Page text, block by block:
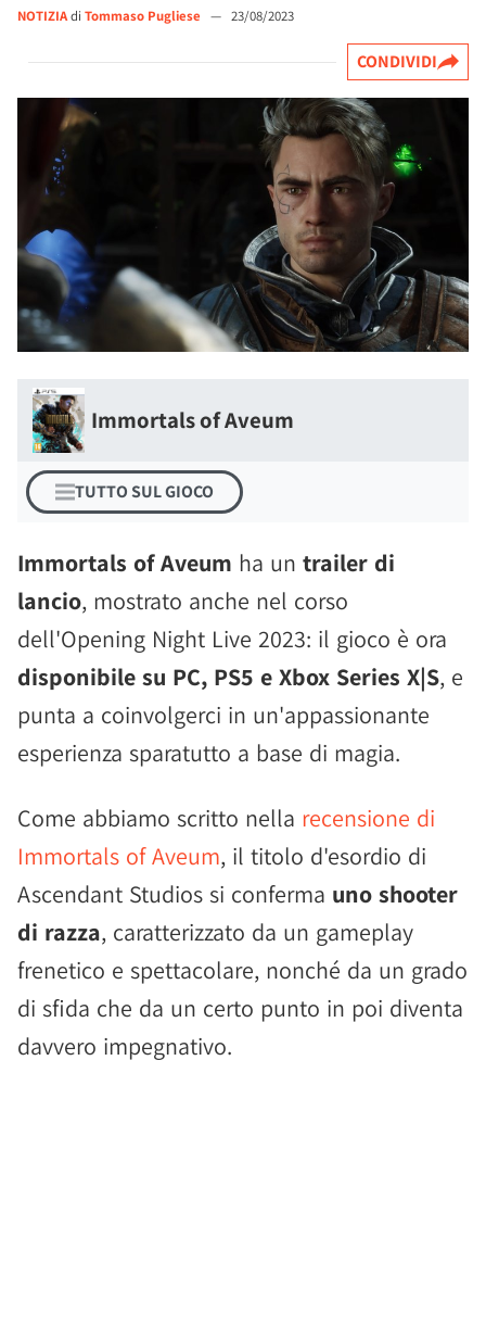
NOTIZIAdi Tommaso Pugliese — 23/08/2023
CONDIVIDI
Immortals of Aveum
TUTTO SUL GIOCO
Immortals of Aveum ha un trailer di
lancio, mostrato anche nel corso
dell'Opening Night Live 2023: il gioco è ora
disponibile su PC, PS5 e Xbox Series X|S, e
punta a coinvolgerci in un'appassionante
esperienza sparatutto a base di magia.
Come abbiamo scritto nella recensione di
Immortals of Aveum, il titolo d'esordio di
Ascendant Studios si conferma uno shooter
di razza, caratterizzato da un gameplay
frenetico e spettacolare, nonché da un grado
di sfida che da un certo punto in poi diventa
davvero impegnativo.